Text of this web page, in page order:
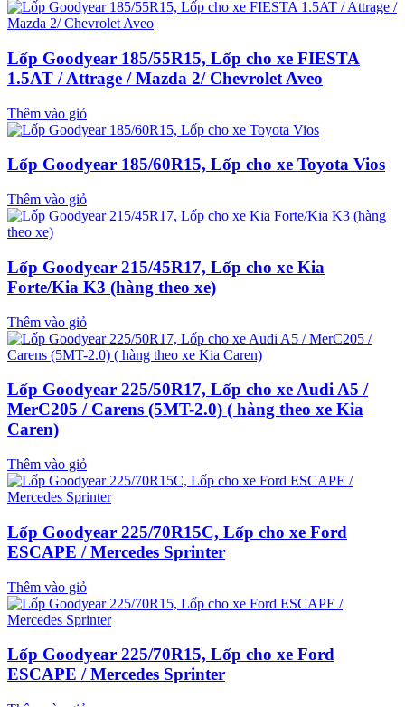
Lốp Goodyear 185/55R15, Lốp cho xe FIESTA
1.5AT / Attrage / Mazda 2/ Chevrolet Aveo
Thêm vào giỏ
Lốp Goodyear 185/60R15, Lốp cho xe Toyota Vios
Thêm vào giỏ
Lốp Goodyear 215/45R17, Lốp cho xe Kia
Forte/Kia K3 (hàng theo xe)
Thêm vào giỏ
Lốp Goodyear 225/50R17, Lốp cho xe Audi A5 /
MerC205 / Carens (5MT-2.0) ( hàng theo xe Kia
Caren)
Thêm vào giỏ
Lốp Goodyear 225/70R15C, Lốp cho xe Ford
ESCAPE / Mercedes Sprinter
Thêm vào giỏ
Lốp Goodyear 225/70R15, Lốp cho xe Ford
ESCAPE / Mercedes Sprinter